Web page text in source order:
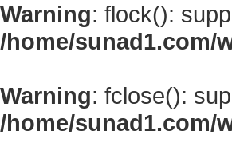
Warning: flock():
/home/sunad1.com/
Warning: fclose():
/home/sunad1.com/